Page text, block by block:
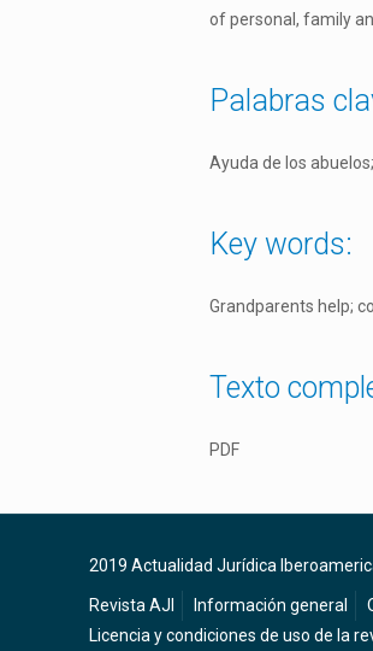
of personal, family
Palabras
Ayuda de los
Key words:
Grandparents help;
Texto
PDF
2019 Actualidad Jurídica
Revista AJI Información general
Licencia y condiciones de uso de la